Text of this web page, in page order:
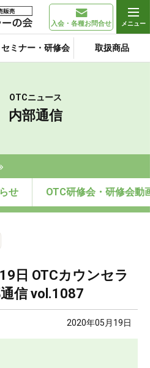
入会・各種お問合せ
セミナー・研修会 取扱商品
OTCニュース
内部通信
せ OTC研修会・研修会動画
日 OTCカウンセラ
信 vol.1087
2020年05月19日